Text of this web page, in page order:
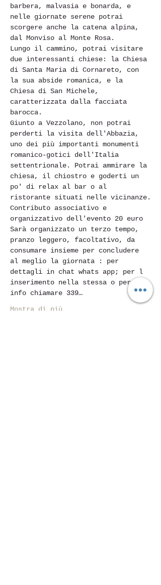
barbera, malvasia e bonarda, e
nelle giornate serene potrai
scorgere anche la catena alpina,
dal Monviso al Monte Rosa.
Lungo il cammino, potrai visitare
due interessanti chiese: la Chiesa
di Santa Maria di Cornareto, con
la sua abside romanica, e la
Chiesa di San Michele,
caratterizzata dalla facciata
barocca.
Giunto a Vezzolano, non potrai
perderti la visita dell'Abbazia,
uno dei più importanti monumenti
romanico-gotici dell'Italia
settentrionale. Potrai ammirare la
chiesa, il chiostro e goderti un
po' di relax al bar o al
ristorante situati nelle vicinanze.
Contributo associativo e
organizzativo dell'evento 20 euro
Sarà organizzato un terzo tempo,
pranzo leggero, facoltativo, da
consumare insieme per concludere
al meglio la giornata : per
dettagli in chat whats app; per l
inserimento nella stessa o per
info chiamare 339…
Mostra di più